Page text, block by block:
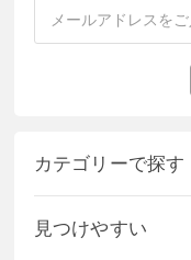
カテゴリーで探す
見つけやすい